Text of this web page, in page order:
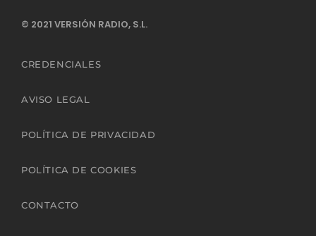
© 2021 VERSIÓN RADIO, S.L.
CREDENCIALES
AVISO LEGAL
POLÍTICA DE PRIVACIDAD
POLÍTICA DE COOKIES
CONTACTO